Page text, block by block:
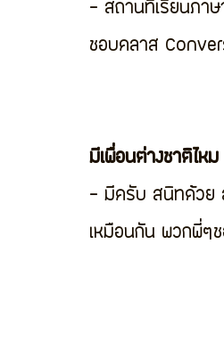
- สถานที่เรียนภาษ
ชอบคลาส
มีเพื่อนต่างชาติไหม
- มีครับ สนิทด้วย ส่
เหมือนกัน พวกพี่ๆ